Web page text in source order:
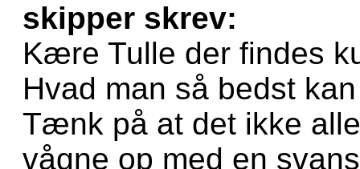
skipper skrev:
Kære Tulle der findes
Hvad man så bedst
Tænk på at det ikke
vågne op med en